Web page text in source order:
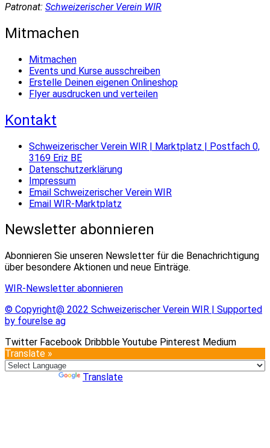
Patronat: Schweizerischer Verein WIR
Mitmachen
Mitmachen
Events und Kurse ausschreiben
Erstelle Deinen eigenen Onlineshop
Flyer ausdrucken und verteilen
Kontakt
Schweizerischer Verein WIR | Marktplatz | Postfach 0,
3169 Eriz BE
Datenschutzerklärung
Impressum
Email Schweizerischer Verein WIR
Email WIR-Marktplatz
Newsletter abonnieren
Abonnieren Sie unseren Newsletter für die Benachrichtigung
über besondere Aktionen und neue Einträge.
WIR-Newsletter abonnieren
© Copyright@ 2022 Schweizerischer Verein WIR | Supported
by fourelse ag
Twitter Facebook Dribbble Youtube Pinterest Medium
Translate »
Translate